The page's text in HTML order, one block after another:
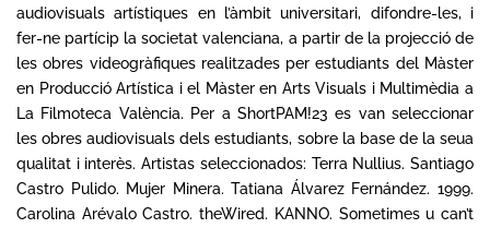
16
audiovisuals artístiques en l’àmbit universitari, difondre-les, i
fer-ne partícip la societat valenciana, a partir de la projecció de
les obres videogràfiques realitzades per estudiants del Màster
en Producció Artística i el Màster en Arts Visuals i Multimèdia a
La Filmoteca València. Per a ShortPAM!23 es van seleccionar
les obres audiovisuals dels estudiants, sobre la base de la seua
qualitat i interès. Artistas seleccionados: Terra Nullius. Santiago
Castro Pulido. Mujer Minera. Tatiana Álvarez Fernández. 1999.
Carolina Arévalo Castro. theWired. KANNO. Sometimes u can’t